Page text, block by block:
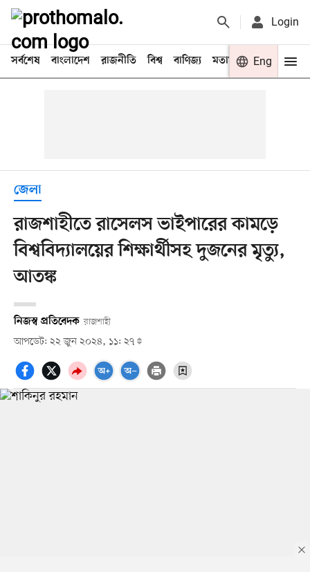
Login
সর্বশেষ বাংলাদেশ রাজনীতি বিশ্ব বাণিজ্য মতামত খেলা
Eng
জেলা
রাজশাহীতে রাসেলস ভাইপারের কামড়ে
বিশ্ববিদ্যালয়ের শিক্ষার্থীসহ দুজনের মৃত্যু,
আতঙ্ক
নিজস্ব প্রতিবেদক রাজশাহী
আপডেট: ২২ জুন ২০২৪, ১১: ২৭